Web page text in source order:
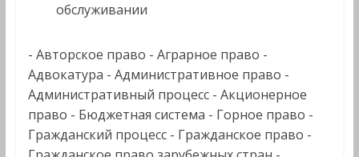
обслуживании
- Авторское право - Аграрное право -
Адвокатура - Административное право -
Административный процесс - Акционерное
право - Бюджетная система - Горное право‎ -
Гражданский процесс - Гражданское право -